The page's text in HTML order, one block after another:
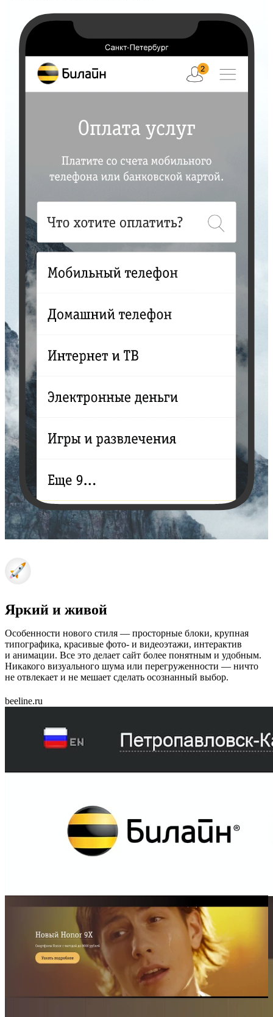
Яркий и живой
Особенности нового стиля — просторные блоки, крупная
типографика, красивые фото- и видеоэтажи, интерактив
и анимации. Все это делает сайт более понятным и удобным.
Никакого визуального шума или перегруженности — ничто
не отвлекает и не мешает сделать осознанный выбор.
beeline.ru